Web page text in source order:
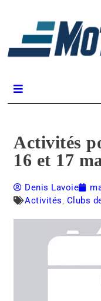
Activités
16 et 17
Denis Lavoie
Activités, Clubs